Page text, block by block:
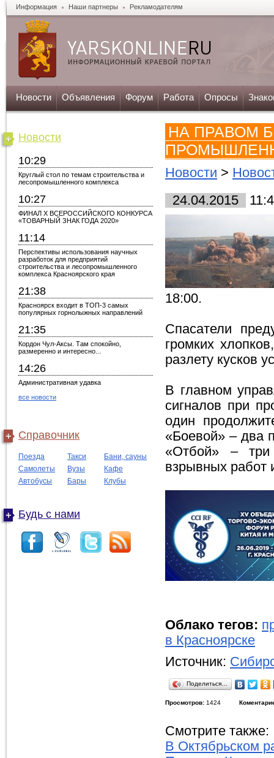
Информация Наши партнеры Рекламодателям
Новости Объявления Форум Работа Опросы
Новости
10:29
Круглый стол по темам строительства и
лесопромышленного комплекса
10:27
ФИНАЛ X ВСЕРОССИЙСКОГО КОНКУРСА
«ТОВАРНЫЙ ЗНАК ГОДА 2020»
11:14
Перспективы использования научных
разработок для предприятий
строительства и лесопромышленного
комплекса Красноярского края
21:38
Красноярск входит в ТОП-3 самых
популярных горнолыжных направлений
21:35
Кордон Чул-Аксы. Там спокойно,
размеренно и интересно...
14:26
Административная удавка
все новости
Справочник
Поезда Такси
Бани, сауны
Самолеты
Вузы
Кафе
Автобусы
Бары Клубы
Будь с нами
НА ПРАВОМ
Новости >
24.04.2015
18:00.
Спасатели
громких
разлету кусков
В главном
сигналов при
один
«Боевой» – два
«Отбой» – три
взрывных работ
Облако тегов:
в Красноярске
Источник:
Поделиться…
Просмотров: 1424
Смотрите также:
В Октябрьском